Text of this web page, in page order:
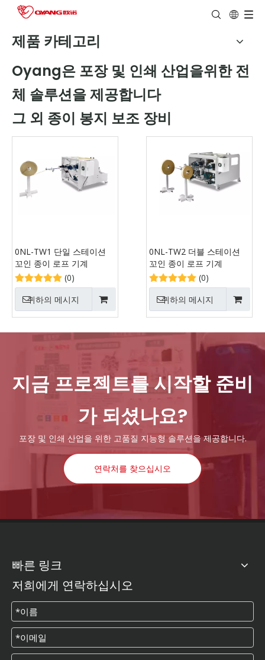
제품 카테고리
Oyang은 포장 및 인쇄 산업을위한 전
체 솔루션을 제공합니다
그 외 종이 봉지 보조 장비
0NL-TW1 단일 스테이션
꼬인 종이 로프 기계
(0)
귀하의 메시지
0NL-TW2 더블 스테이션
꼬인 종이 로프 기계
(0)
귀하의 메시지
지금 프로젝트를 시작할 준비
가 되셨나요?
포장 및 인쇄 산업을 위한 고품질 지능형 솔루션을 제공합니다.
연락처를 찾으십시오
빠른 링크
저희에게 연락하십시오